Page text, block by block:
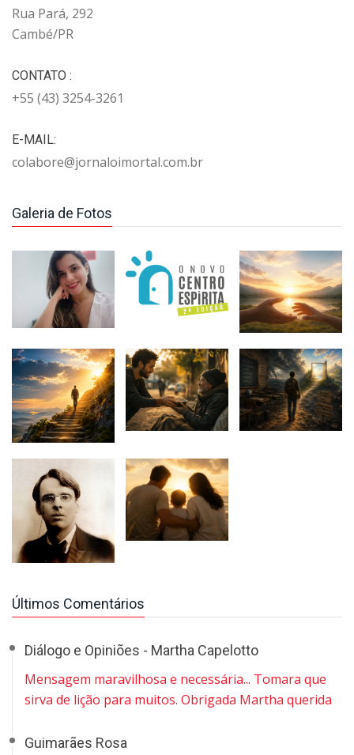
Rua Pará, 292
Cambé/PR
CONTATO :
+55 (43) 3254-3261
E-MAIL:
colabore@jornaloimortal.com.br
Galeria de Fotos
Últimos Comentários
Diálogo e Opiniões - Martha Capelotto
Mensagem maravilhosa e necessária... Tomara que
sirva de lição para muitos. Obrigada Martha querida
Guimarães Rosa